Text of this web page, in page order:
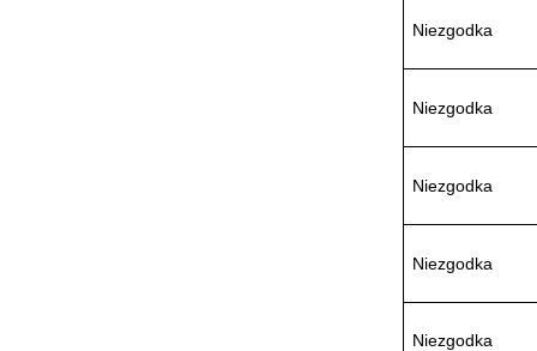
Niezgodka
Niezgodka
Niezgodka
Niezgodka
Niezgodka